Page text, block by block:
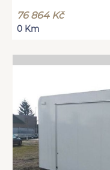
76 864 Kč
0 Km